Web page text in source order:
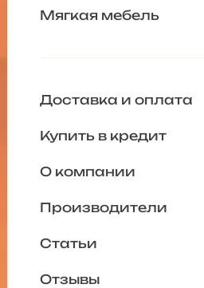
Мягкая мебель
Доставка и оплата
Купить в кредит
О компании
Производители
Статьи
Отзывы